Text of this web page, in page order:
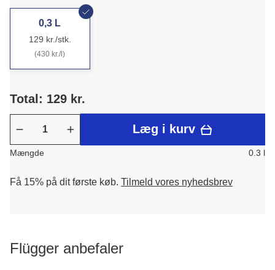
0,3 L
129 kr./stk.
(430 kr./l)
Total: 129 kr.
Læg i kurv
Mængde 0.3 l
Få 15% på dit første køb. Tilmeld vores nyhedsbrev
Flügger anbefaler